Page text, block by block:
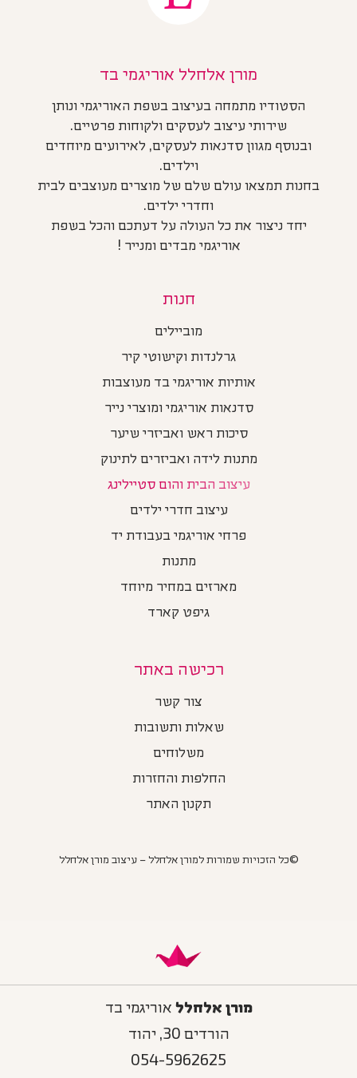
מורן אלחלל אוריגמי בד
הסטודיו מתמחה בעיצוב בשפת האוריגמי ונותן
שירותי עיצוב לעסקים ולקוחות פרטיים.
ובנוסף מגוון סדנאות לעסקים, לאירועים מיוחדים
וילדים.
בחנות תמצאו עולם שלם של מוצרים מעוצבים לבית
וחדרי ילדים.
יחד ניצור את כל העולה על דעתכם והכל בשפת
אוריגמי מבדים ומנייר !
חנות
מוביילים
גרלנדות וקישוטי קיר
אותיות אוריגמי בד מעוצבות
סדנאות אוריגמי ומוצרי נייר
סיכות ראש ואביזרי שיער
מתנות לידה ואביזרים לתינוק
עיצוב הבית והום סטיילינג
עיצוב חדרי ילדים
פרחי אוריגמי בעבודת יד
מתנות
מארזים במחיר מיוחד
גיפט קארד
רכישה באתר
צור קשר
שאלות ותשובות
משלוחים
החלפות והחזרות
תקנון האתר
©כל הזכויות שמורות למורן אלחלל – עיצוב מורן אלחלל
מורן אלחלל אוריגמי בד
הורדים 30, יהוד
054-5962625